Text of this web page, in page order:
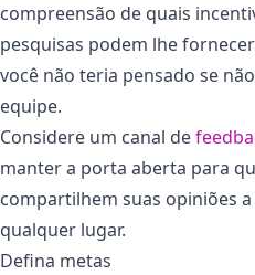
compreensão de quais
pesquisas podem lhe
você não teria pensado se
equipe.
Considere um canal de
manter a porta aberta para
compartilhem suas opiniões
qualquer lugar.
Defina metas